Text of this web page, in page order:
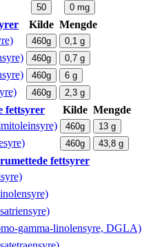
50 0 mg
Kilde Mengde
460g 0,1 g
460g 0,7 g
460g 6 g
460g 2,3 g
fettsyrer Kilde Mengde
460g 13 g
460g 43,8 g
fettsyrer
gamma-linolensyre, DGLA)